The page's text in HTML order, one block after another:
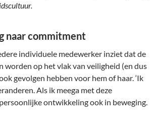
naar commitment
individuele medewerker inziet dat de
worden op het vlak van veiligheid (en dus
gevolgen hebben voor hem of haar. ‘Ik
Als ik meega met deze
ontwikkeling ook in beweging.